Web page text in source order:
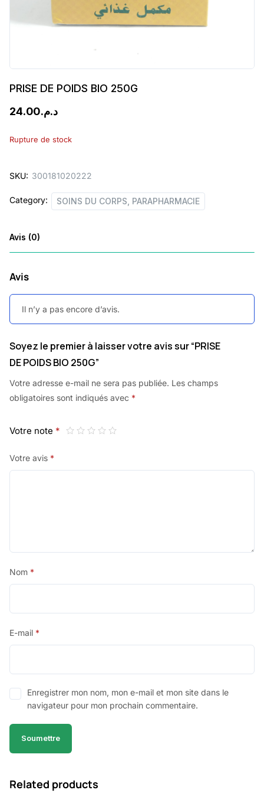
PRISE DE POIDS BIO 250G
د.م.24.00
Rupture de stock
SKU: 300181020222
Category: SOINS DU CORPS, PARAPHARMACIE
Avis (0)
Avis
Il n’y a pas encore d’avis.
Soyez le premier à laisser votre avis sur “PRISE
DE POIDS BIO 250G”
Votre adresse e-mail ne sera pas publiée. Les champs
obligatoires sont indiqués avec *
Votre note *
Votre avis *
Nom *
E-mail *
Enregistrer mon nom, mon e-mail et mon site dans le
navigateur pour mon prochain commentaire.
Related products